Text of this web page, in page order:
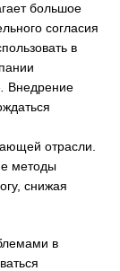
большое
согласия
в
Внедрение
отрасли.
методы
снижая
в